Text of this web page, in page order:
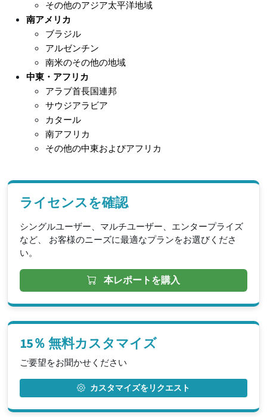
その他のアジア太平洋地域
南アメリカ
ブラジル
アルゼンチン
南米のその他の地域
中東・アフリカ
アラブ首長国連邦
サウジアラビア
カタール
南アフリカ
その他の中東およびアフリカ
ライセンスを確認
シングルユーザー、マルチユーザー、エンタープライズ
など、 お客様のニーズに最適なプランをお選びくださ
い。
本レポートを購入
15％ 無料カスタマイズ
ご要望をお聞かせください
カスタマイズをリクエスト